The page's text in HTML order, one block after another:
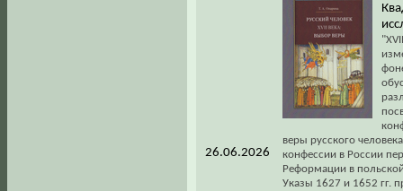
26.06.2026
веры русского
конфессии в России
Реформации в
Указы 1627 и 1652 гг.